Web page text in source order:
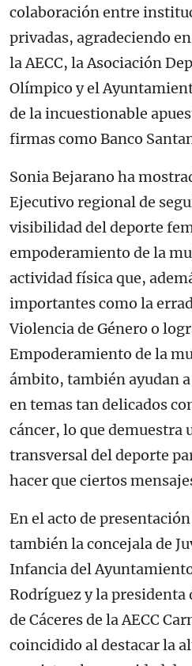
colaboración entre
privadas, agradeciendo
la AECC, la Asociación
Olímpico y el
de la incuestionable
firmas como Banco
Sonia Bejarano ha
Ejecutivo regional de
visibilidad del deporte
empoderamiento de la
actividad física que,
importantes como la
Violencia de Género o
Empoderamiento de la
ámbito, también ayudan
en temas tan delicados
cáncer, lo que demuestra
transversal del deporte
hacer que ciertos
En el acto de
también la concejala de
Infancia del
Rodríguez y la presidenta
de Cáceres de la AECC
coincidido al destacar la